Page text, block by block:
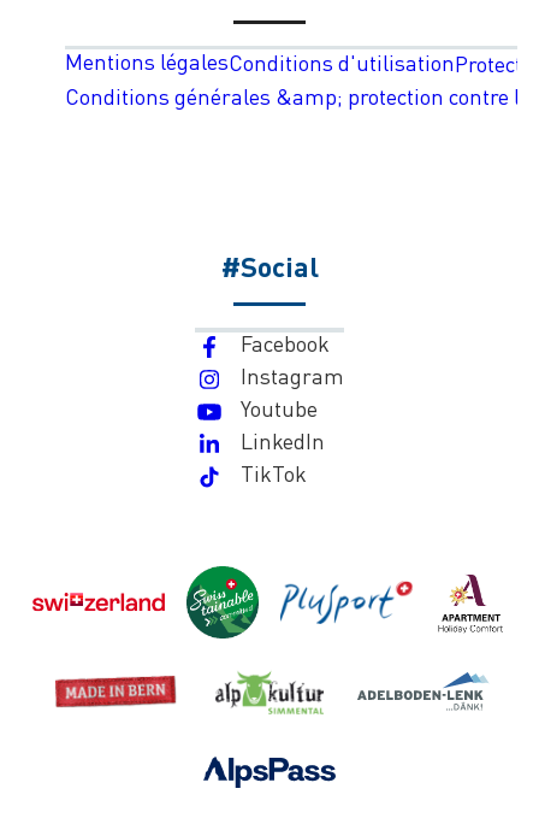
Mentions légalesConditions d'utilisation
Conditions générales &amp; protection contre
#Social
Facebook
Instagram
Youtube
LinkedIn
TikTok